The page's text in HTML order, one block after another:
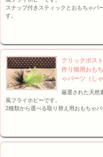
スナップ付きスティックとおもちゃパ
す。
クリックポス
作り猫用おも
ゃパーツ（し
厳選された天然
風フライホビーです。
2種類から選べる取り替え用おもちゃパ